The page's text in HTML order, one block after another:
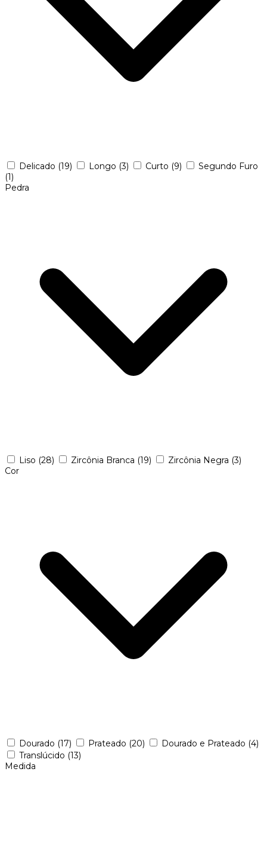
Delicado (19) Longo (3) Curto (9)
Segundo Furo
(1)
Pedra
Liso (28) Zircônia Branca (19) Zircônia Negra (3)
Cor
Dourado (17) Prateado (20) Dourado e Prateado (4)
Translúcido (13)
Medida